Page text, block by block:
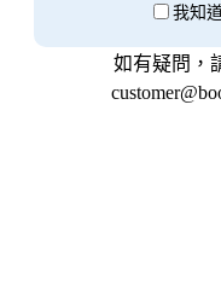
我知
如有疑問，